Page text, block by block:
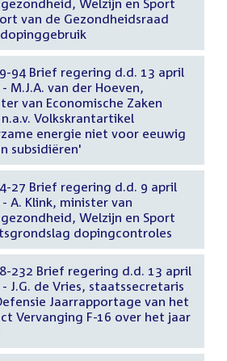
Welzijn en Sport
van de Gezondheidsraad
94 Brief regering d.d. 13 april
M.J.A. van der Hoeven,
van Economische Zaken
Volkskrantartikel
energie niet voor eeuwig
subsidiëren'
27 Brief regering d.d. 9 april
- A. Klink, minister van
Welzijn en Sport
dopingcontroles
232 Brief regering d.d. 13 april
- J.G. de Vries, staatssecretaris
Jaarrapportage van het
Vervanging F-16 over het jaar